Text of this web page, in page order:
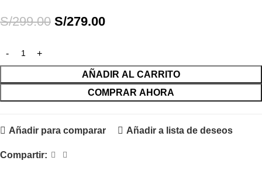
S/299.00 S/279.00
AÑADIR AL CARRITO
COMPRAR AHORA
Añadir para comparar Añadir a lista de deseos
Compartir: